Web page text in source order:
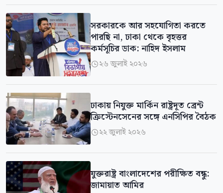
সরকারকে আর সহযোগিতা করতে
পারছি না, ঢাকা থেকে বৃহত্তর
কর্মসূচির ডাক: নাহিদ ইসলাম
২৬ জুলাই ২০২৬
ঢাকায় নিযুক্ত মার্কিন রাষ্ট্রদূত ব্রেন্ট
ক্রিস্টেনসেনের সঙ্গে এনসিপির বৈঠক
২২ জুলাই ২০২৬
যুক্তরাষ্ট্র বাংলাদেশের পরীক্ষিত বন্ধু:
জামায়াত আমির